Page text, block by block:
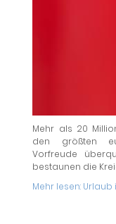
Mehr als 20
den größten
Vorfreude
bestaunen die
Mehr lesen: Urlaub